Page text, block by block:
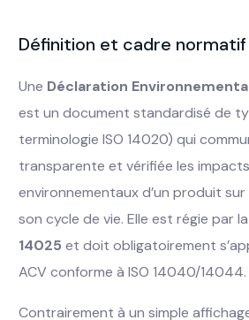
Définition et cadre normatif
Une Déclaration
est un document standardisé de
terminologie ISO 14020) qui
transparente et vérifiée les impacts
environnementaux d’un produit sur
son cycle de vie. Elle est régie par
14025 et doit obligatoirement
ACV conforme à ISO 14040/14044.
Contrairement à un simple